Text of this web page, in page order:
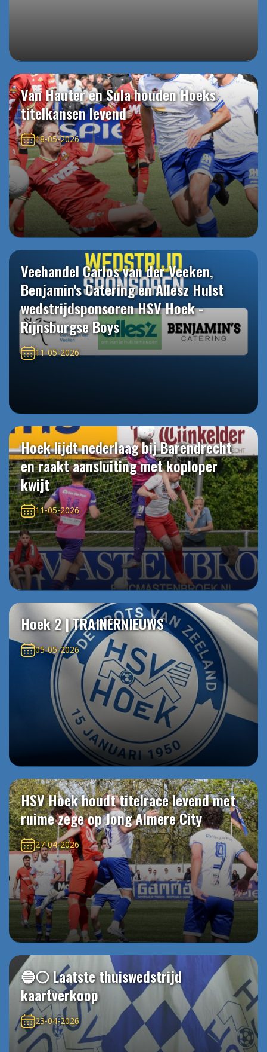
Van Hauter en Sula houden Hoeks
titelkansen levend
18-05-2026
Veehandel Carlos van der Veeken,
Benjamin's Catering en Allesz Hulst
wedstrijdsponsoren HSV Hoek -
Rijnsburgse Boys
11-05-2026
Hoek lijdt nederlaag bij Barendrecht
en raakt aansluiting met koploper
kwijt
11-05-2026
Hoek 2 | TRAINERNIEUWS
05-05-2026
HSV Hoek houdt titelrace levend met
ruime zege op Jong Almere City
27-04-2026
🔵⚪️ Laatste thuiswedstrijd
kaartverkoop
23-04-2026